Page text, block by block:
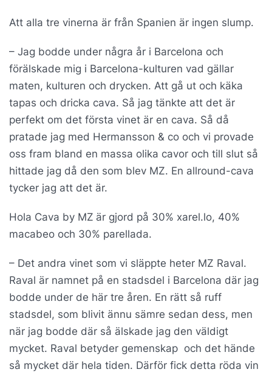
Att alla tre vinerna är från Spanien är ingen slump.
– Jag bodde under några år i Barcelona och
förälskade mig i Barcelona-kulturen vad gällar
maten, kulturen och drycken. Att gå ut och käka
tapas och dricka cava. Så jag tänkte att det är
perfekt om det första vinet är en cava. Så då
pratade jag med Hermansson & co och vi provade
oss fram bland en massa olika cavor och till slut så
hittade jag då den som blev MZ. En allround-cava
tycker jag att det är.
Hola Cava by MZ är gjord på 30% xarel.lo, 40%
macabeo och 30% parellada.
– Det andra vinet som vi släppte heter MZ Raval.
Raval är namnet på en stadsdel i Barcelona där jag
bodde under de här tre åren. En rätt så ruff
stadsdel, som blivit ännu sämre sedan dess, men
när jag bodde där så älskade jag den väldigt
mycket. Raval betyder gemenskap och det hände
så mycket där hela tiden. Därför fick detta röda vin